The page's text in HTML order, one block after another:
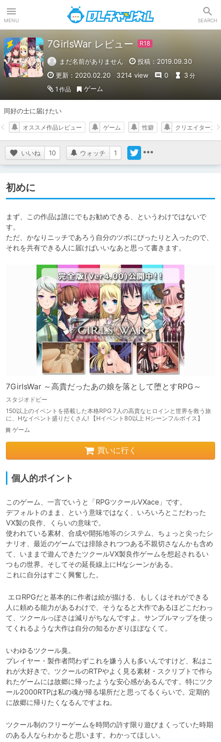
MENU SEARCH
7GirlsWar レビュー
まだ名前がありません
投稿：2019.09.30
更新：2020.02.20
3214 view 0 3 分
1 作品 ゲーム
同好の士に届けたい
いいね 10 ウォッチ 1
オススメ作品レビュー ゲーム 性癖 クリエイターズ
初めに
まず、この作品は誰にでもお勧めできる、というわけではないで
す。
ただ、かなりニッチであろう自分のツボにぴったりと入ったので、
それを共有できる人に届けばいいなあと思って書きます。
7GirlsWar ～高貴だったあの娘を落として堕とすRPG～
スタジオドビー
150以上のイベントを搭載した本格RPG 7人の高貴なヒロインと世界を救う旅
に、Hなイベント盛りだくさん! 【Hイベント80以上 Hシーンフルボイス】
ゲーム
買いに行く
個人的ポイント
このゲーム、一言でいうと「RPGツクールVXace」です。
デフォルトのまま、という意味ではなく、いろいろとこだわった
VX製の良作、くらいの意味で。
使われている素材、合成や開拓地等のシステム、ちょっと尖ったシ
ナリオ、最近のゲームでは排除されつつある不親切さなんかも含め
て、いままで遊んできたツクールVX製良作ゲームを想起されるい
つもの世界。そしてその延長線上にHなシーンがある。
これに自分はすごく興奮した。
人に頼める能力があるわけで、そうなると大作であるほどこだわっ
て、ツクールっぽさは減りがちなんですよ。サンプルマップを使っ
てくれるような大作は自分の知るかぎりほぼなくて。
いわゆるツクール臭。
プレイヤー・製作者問わずこれを嫌う人も多いんですけど、私はこ
れが大好きで。ツクールのRTPやよく見る素材・スクリプトで作ら
れたゲームには故郷に帰ったような安心感があるんです。特にツク
ール2000RTPは私の魂が帰る場所だと思ってるくらいで。定期的
に故郷に帰りたくなるんですよね。
ツクール制のフリーゲームを時間の許す限り遊びまくっていた時期
のある人ならわかると思います。わかってほしい。